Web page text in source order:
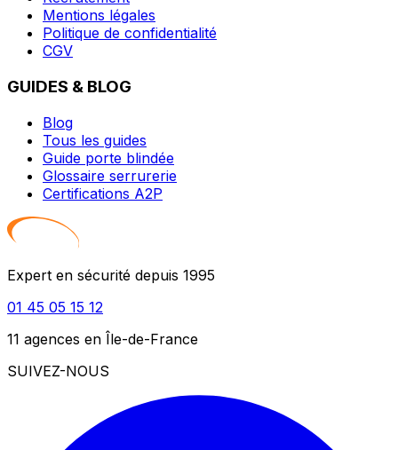
Mentions légales
Politique de confidentialité
CGV
GUIDES & BLOG
Blog
Tous les guides
Guide porte blindée
Glossaire serrurerie
Certifications A2P
Expert en sécurité depuis 1995
01 45 05 15 12
11 agences en Île-de-France
SUIVEZ-NOUS